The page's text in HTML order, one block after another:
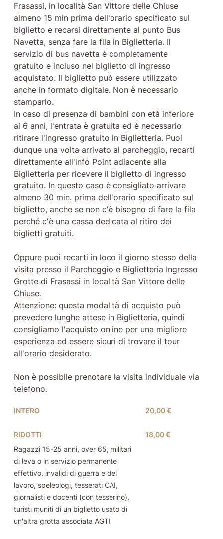
Frasassi, in località San Vittore delle Chiuse
almeno 15 min prima dell'orario specificato sul
biglietto e recarsi direttamente al punto Bus
Navetta, senza fare la fila in Biglietteria. Il
servizio di bus navetta è completamente
gratuito e incluso nel biglietto di ingresso
acquistato. Il biglietto può essere utilizzato
anche in formato digitale. Non è necessario
stamparlo.
In caso di presenza di bambini con età inferiore
ai 6 anni, l'entrata è gratuita ed è necessario
ritirare l'ingresso gratuito in Biglietteria. Puoi
dunque una volta arrivato al parcheggio, recarti
direttamente all'info Point adiacente alla
Biglietteria per ricevere il biglietto di ingresso
gratuito. In questo caso è consigliato arrivare
almeno 30 min. prima dell'orario specificato sul
biglietto, anche se non c'è bisogno di fare la fila
perché c'è una cassa dedicata al ritiro dei
biglietti gratuiti.
Oppure puoi recarti in loco il giorno stesso della
visita presso il Parcheggio e Biglietteria Ingresso
Grotte di Frasassi in località San Vittore delle
Chiuse.
Attenzione: questa modalità di acquisto può
prevedere lunghe attese in Biglietteria, quindi
consigliamo l'acquisto online per una migliore
esperienza ed essere sicuri di trovare il tour
all'orario desiderato.
Non è possibile prenotare la visita individuale via
telefono.
INTERO 20,00 €
RIDOTTI
Ragazzi 15-25 anni, over 65, militari
di leva o in servizio permanente
effettivo, invalidi di guerra e del
lavoro, speleologi, tesserati CAI,
giornalisti e docenti (con tesserino),
turisti muniti di un biglietto usato di
un'altra grotta associata AGTI
18,00 €